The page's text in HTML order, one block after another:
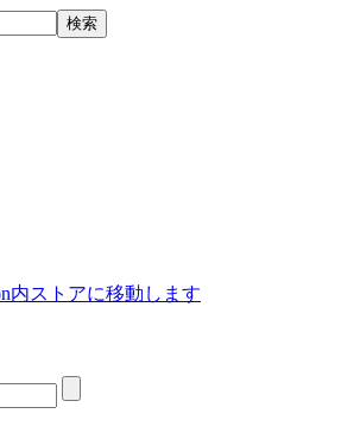
内ストアに移動します